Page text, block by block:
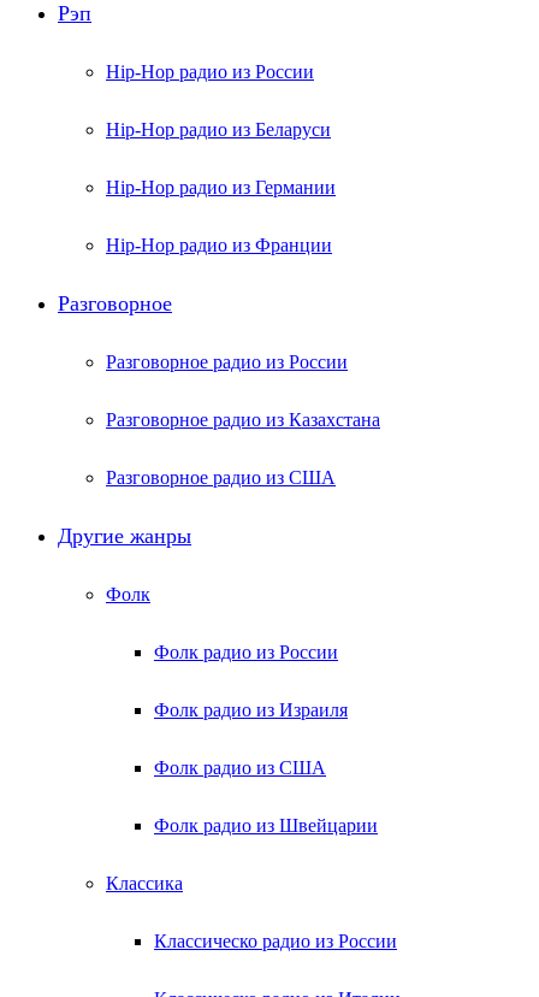
Рэп
Hip-Hop радио из России
Hip-Hop радио из Беларуси
Hip-Hop радио из Германии
Hip-Hop радио из Франции
Разговорное
Разговорное радио из России
Разговорное радио из Казахстана
Разговорное радио из США
Другие жанры
Фолк
Фолк радио из России
Фолк радио из Израиля
Фолк радио из США
Фолк радио из Швейцарии
Классика
Классическо радио из России